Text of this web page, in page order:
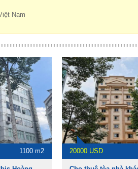
Nam
1100 m2 20000 USD